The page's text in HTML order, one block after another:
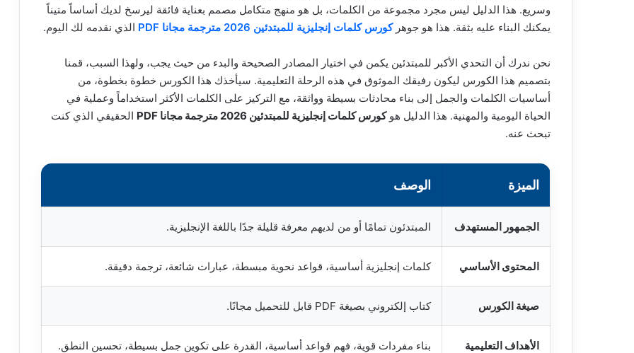
وسريع. هذا الدليل ليس مجرد مجموعة من الكلمات، بل هو منهج متكامل مصمم بعناية فائقة ليرسخ لديك أساساً متيناً
يمكنك البناء عليه بثقة. هذا هو جوهركورس كلمات إنجليزية للمبتدئين 2026 مترجمة مجانا PDF الذي نقدمه لك اليوم.
نحن ندرك أن التحدي الأكبر للمبتدئين يكمن في اختيار المصادر الصحيحة والبدء من حيث يجب، ولهذا السبب، قمنا
بتصميم هذا الكورس ليكون رفيقك الموثوق في هذه الرحلة التعليمية. سيأخذك هذا الكورس خطوة بخطوة، من
أساسيات الكلمات والجمل إلى بناء محادثات بسيطة وواثقة، مع التركيز على الكلمات الأكثر استخداماً وعملية في
الحياة اليومية والمهنية. هذا الدليل هوكورس كلمات إنجليزية للمبتدئين 2026 مترجمة مجانا PDF
الحقيقي الذي كنت
تبحث عنه.
الميزة الوصف
الجمهور المستهدف المبتدئون تمامًا أو من لديهم معرفة قليلة جدًا باللغة الإنجليزية.
المحتوى الأساسي كلمات إنجليزية أساسية، قواعد نحوية مبسطة، عبارات شائعة، ترجمة دقيقة.
صيغة الكورس كتاب إلكتروني بصيغة PDF قابل للتحميل مجانًا.
الأهداف التعليمية بناء مفردات قوية، فهم قواعد أساسية، القدرة على تكوين جمل بسيطة، تحسين النطق.